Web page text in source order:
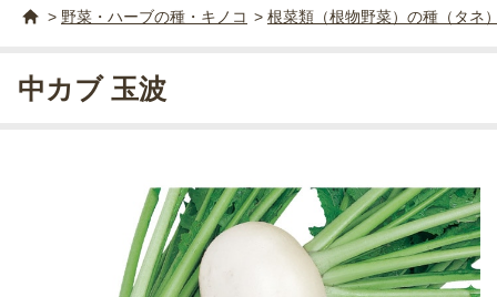
> 野菜・ハーブの種・キノコ > 根菜類（根物野菜）の種（タネ
中カブ 玉波